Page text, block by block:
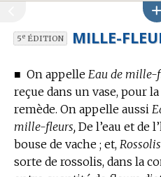
5eÉDITION MILLE-
■ On appelle Eau de mille-
reçue dans un vase, pour
remède. On appelle aussi
mille-fleurs, De l’eau et de
bouse de vache ; et,
sorte de rossolis, dans la